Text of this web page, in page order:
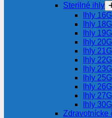
Sterilné ihly
Ihly 16G
Ihly 18G
Ihly 19G
Ihly 20G
Ihly 21G
Ihly 22G
Ihly 23G
Ihly 25G
Ihly 26G
Ihly 27G
Ihly 30G
Zdravotnícke